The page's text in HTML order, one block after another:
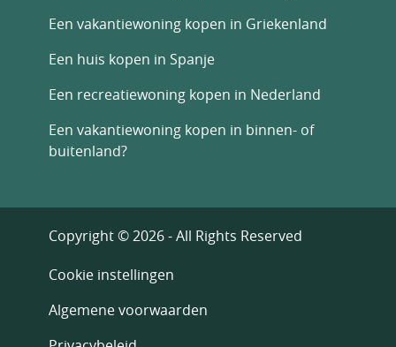
Een vakantiewoning kopen in Griekenland
Een huis kopen in Spanje
Een recreatiewoning kopen in Nederland
Een vakantiewoning kopen in binnen- of
buitenland?
Copyright © 2026 - All Rights Reserved
Cookie instellingen
Algemene voorwaarden